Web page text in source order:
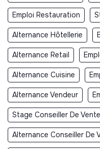
Emploi Restauration
Alternance Hôtellerie
Alternance Retail
Alternance Cuisine
Alternance Vendeur
Stage Conseiller De Vente
Alternance Conseiller De